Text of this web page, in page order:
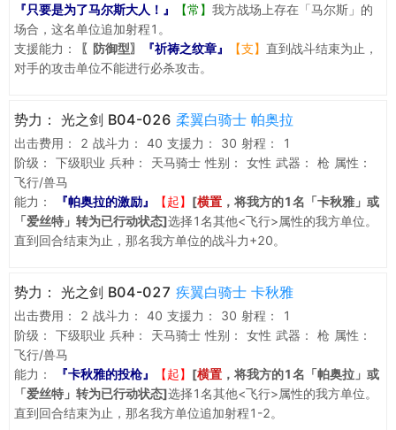
『只要是为了马尔斯大人！』
【常】 我方战场上存在「马尔斯」的
场合，这名单位追加射程1。
支援能力：
〖防御型〗 『祈祷之纹章』 【支】 直到战斗结束为止，
对手的攻击单位不能进行必杀攻击。
势力： 光之剑 B04-026 柔翼白骑士 帕奥拉
出击费用： 2 战斗力： 40 支援力： 30 射程：
1
阶级：
下级职业 兵种： 天马骑士 性别： 女性 武器： 枪 属性：
飞行/兽马
能力：
『帕奥拉的激励』 【起】 [横置 ，将我方的1名「卡秋雅」或
「爱丝特」转为已行动状态]选择1名其他<飞行>属性的我方单位。
直到回合结束为止，那名我方单位的战斗力+20。
势力： 光之剑 B04-027 疾翼白骑士 卡秋雅
出击费用： 2 战斗力： 40 支援力： 30 射程：
1
阶级：
下级职业 兵种： 天马骑士 性别： 女性 武器： 枪 属性：
飞行/兽马
能力：
『卡秋雅的投枪』 【起】 [横置 ，将我方的1名「帕奥拉」或
「爱丝特」转为已行动状态]选择1名其他<飞行>属性的我方单位。
直到回合结束为止，那名我方单位追加射程1-2。